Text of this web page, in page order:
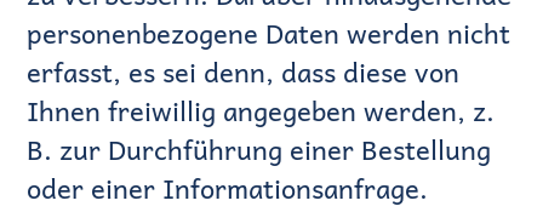
personenbezogene Daten werden nicht
erfasst, es sei denn, dass diese von
Ihnen freiwillig angegeben werden, z.
B. zur Durchführung einer Bestellung
oder einer Informationsanfrage.